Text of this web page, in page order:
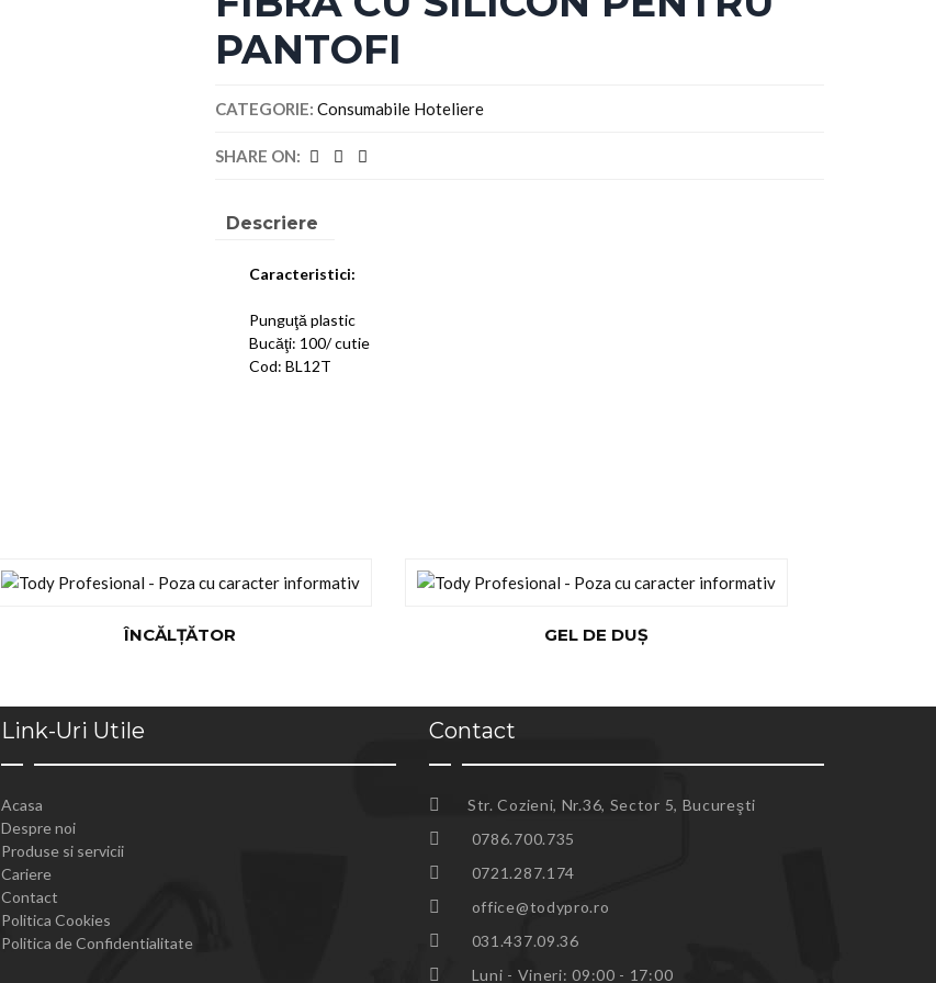
PANTOFI
CATEGORIE: Consumabile Hoteliere
SHARE ON:
Descriere
Caracteristici:
Punguţă plastic
Bucăţi: 100/ cutie
Cod: BL12T
ÎNCĂLŢĂTOR GEL DE DUŞ
Link-Uri Utile
Acasa
Despre noi
Produse si servicii
Cariere
Contact
Politica Cookies
Politica de Confidentialitate
Contact
Str. Cozieni, Nr.36, Sector 5, Bucureşti
0786.700.735
0721.287.174
office@todypro.ro
031.437.09.36
Luni - Vineri: 09:00 - 17:00